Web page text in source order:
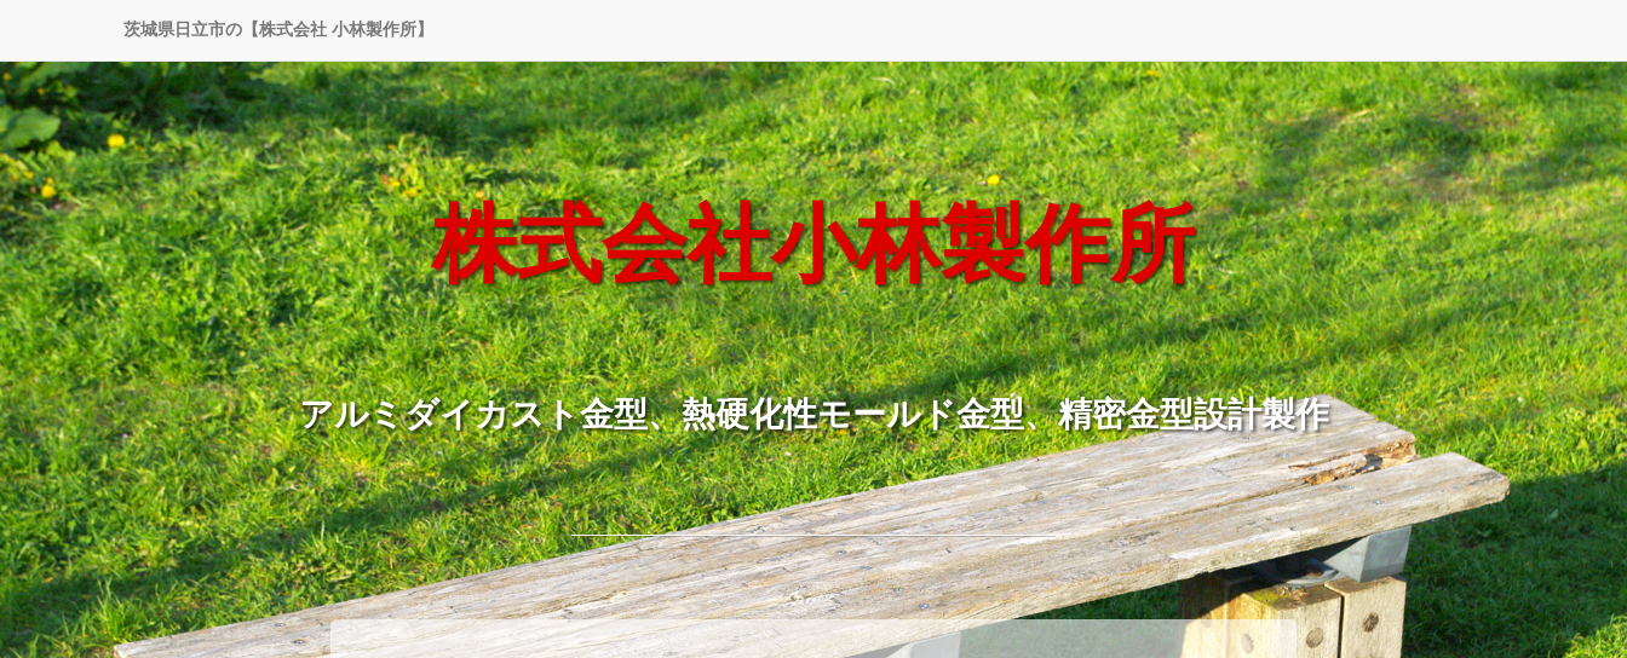
茨城県日立市の【株式会社 小林製作所】
株式会社小林製作所
アルミダイカスト金型、熱硬化性モールド金型、精密金型設計製作